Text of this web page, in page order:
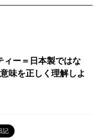
ー＝日本製ではな
味を正しく理解しよ
記